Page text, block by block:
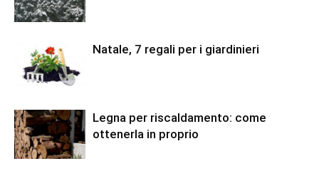
Natale, 7 regali per i giardinieri
Legna per riscaldamento: come
ottenerla in proprio